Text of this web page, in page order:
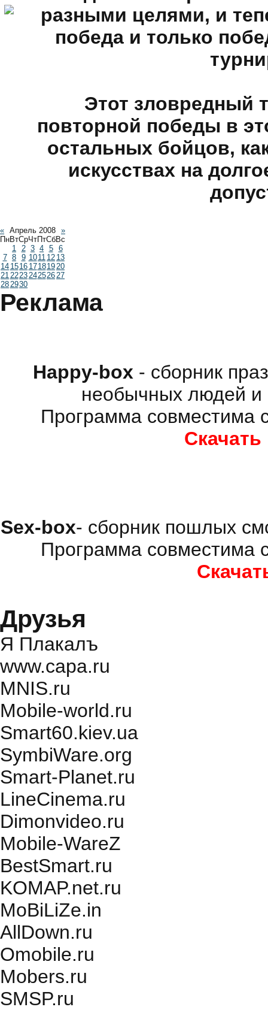
разными целями, и
победа и только
Этот зловредный
повторной победы в
остальных бойцов,
искусствах на
« Апрель 2008 »
ПнВтСрЧтПтСбВс
1 2 3 4 5
6
7 8 9 1011 12 13
14 1516 17181920
21222324252627
282930
Реклама
Happy-box - сборник
необычных людей и
Программа совместима
Sex-box- сборник пошлых
Программа совместима
Друзья
Я Плакалъ
www.capa.ru
MNIS.ru
Mobile-world.ru
Smart60.kiev.ua
SymbiWare.org
Smart-Planet.ru
LineCinema.ru
Dimonvideo.ru
Mobile-WareZ
BestSmart.ru
KOMAP.net.ru
MoBiLiZe.in
AllDown.ru
Оmobile.ru
Mobers.ru
SMSP.ru